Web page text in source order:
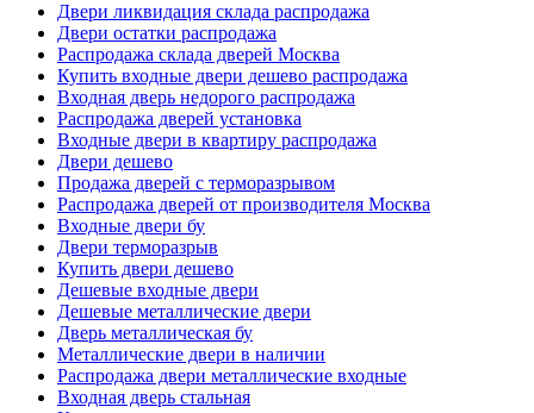
Двери ликвидация склада распродажа
Двери остатки распродажа
Распродажа склада дверей Москва
Купить входные двери дешево распродажа
Входная дверь недорого распродажа
Распродажа дверей установка
Входные двери в квартиру распродажа
Двери дешево
Продажа дверей с терморазрывом
Распродажа дверей от производителя Москва
Входные двери бу
Двери терморазрыв
Купить двери дешево
Дешевые входные двери
Дешевые металлические двери
Дверь металлическая бу
Металлические двери в наличии
Распродажа двери металлические входные
Входная дверь стальная